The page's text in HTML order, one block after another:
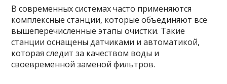
В современных системах часто применяются
комплексные станции, которые объединяют все
вышеперечисленные этапы очистки. Такие
станции оснащены датчиками и автоматикой,
которая следит за качеством воды и
своевременной заменой фильтров.